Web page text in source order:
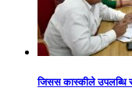
जिसस कास्कीले उपलब्धि र